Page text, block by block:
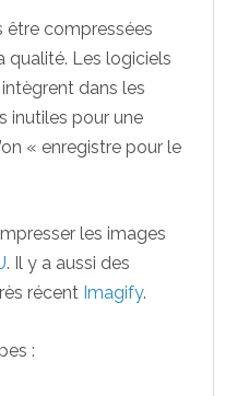
être compressées
qualité. Les logiciels
dans les
inutiles pour une
« enregistre pour le
les images
. Il y a aussi des
récent Imagify.
: